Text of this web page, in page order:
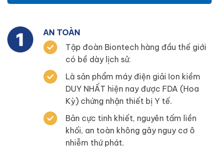
AN TOÀN
Tập đoàn Biontech hàng đầu thế giới
có bề dày lịch sử.
Là sản phẩm máy điện giải Ion kiềm
DUY NHẤT hiện nay được FDA (Hoa
Kỳ) chứng nhận thiết bị Y tế.
Bản cực tinh khiết, nguyên tấm liền
khối, an toàn không gây nguy cơ ô
nhiễm thứ phát.